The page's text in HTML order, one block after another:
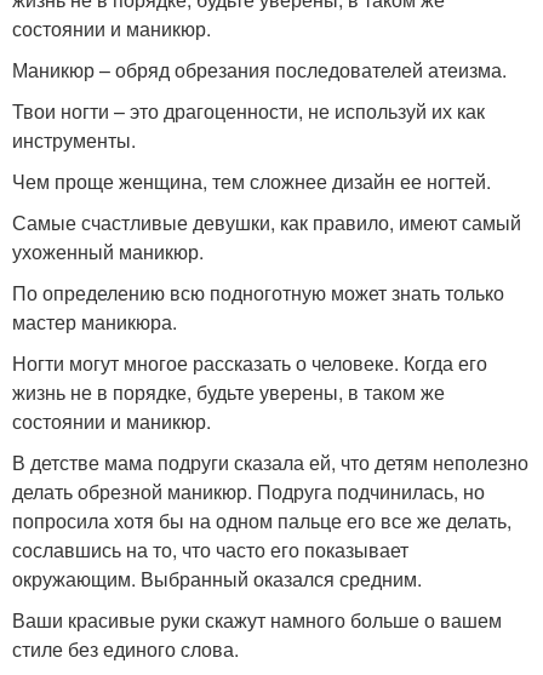
состоянии и маникюр.
Маникюр – обряд обрезания последователей атеизма.
Твои ногти – это драгоценности, не используй их как
инструменты.
Чем проще женщина, тем сложнее дизайн ее ногтей.
Самые счастливые девушки, как правило, имеют самый
ухоженный маникюр.
По определению всю подноготную может знать только
мастер маникюра.
Ногти могут многое рассказать о человеке. Когда его
жизнь не в порядке, будьте уверены, в таком же
состоянии и маникюр.
В детстве мама подруги сказала ей, что детям неполезно
делать обрезной маникюр. Подруга подчинилась, но
попросила хотя бы на одном пальце его все же делать,
сославшись на то, что часто его показывает
окружающим. Выбранный оказался средним.
Ваши красивые руки скажут намного больше о вашем
стиле без единого слова.